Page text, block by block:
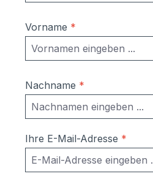
Vorname *
Nachname *
Ihre E-Mail-Adresse *